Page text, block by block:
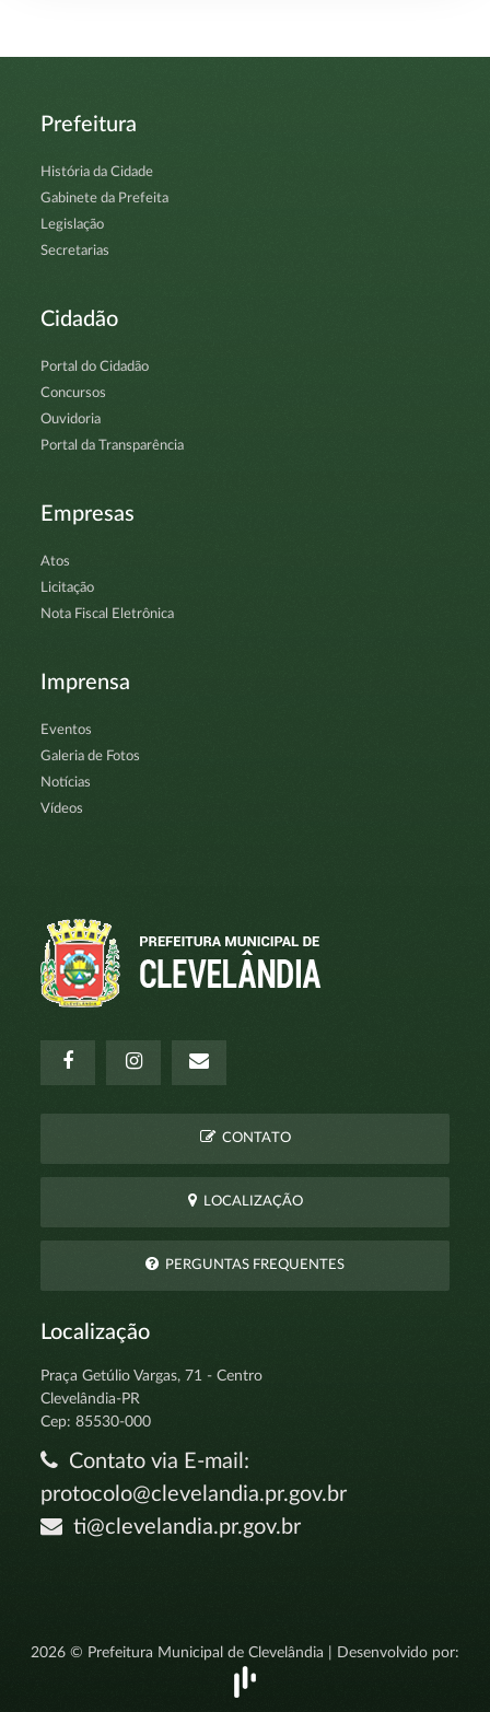
Prefeitura
História da Cidade
Gabinete da Prefeita
Legislação
Secretarias
Cidadão
Portal do Cidadão
Concursos
Ouvidoria
Portal da Transparência
Empresas
Atos
Licitação
Nota Fiscal Eletrônica
Imprensa
Eventos
Galeria de Fotos
Notícias
Vídeos
CONTATO
LOCALIZAÇÃO
PERGUNTAS FREQUENTES
Localização
Praça Getúlio Vargas, 71 - Centro
Clevelândia-PR
Cep: 85530-000
Contato via E-mail:
protocolo@clevelandia.pr.gov.br
ti@clevelandia.pr.gov.br
2026 © Prefeitura Municipal de Clevelândia | Desenvolvido por: